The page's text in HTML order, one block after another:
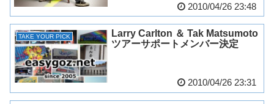
2010/04/26 23:48
TAKE YOUR PICK
Larry Carlton ＆ Tak Matsumoto
ツアーサポートメンバー決定
2010/04/26 23:31